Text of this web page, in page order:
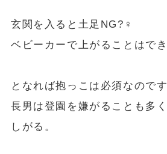
玄関を入ると土足NG?‍♀️
ベビーカーで上がることはで
となれば抱っこは必須なので
長男は登園を嫌がることも多
しがる。